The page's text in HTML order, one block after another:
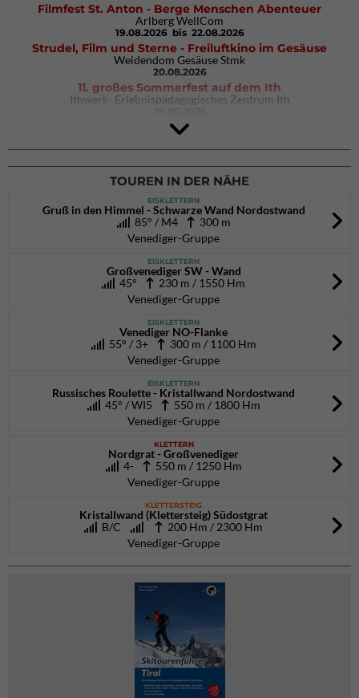
Filmfest St. Anton - Berge Menschen Abenteuer
Arlberg WellCom
19.08.2026 bis 22.08.2026
Strudel, Film und Sterne - Freiluftkino im Gesäuse
Weidendom Gesäuse Stmk
20.08.2026
11. großes Sommerfest auf dem Ith
Ithwerk- Erlebnispädagogisches Zentrum Ith
4Blocs KIDS 2026
DAV Kletter- & Boulderzentrum München Süd (Thalkirchen)
26.09.2026
TOUREN IN DER NÄHE
EISKLETTERN
Gruß in den Himmel - Schwarze Wand Nordostwand
85° / M4 300 m
Venediger-Gruppe
EISKLETTERN
Großvenediger SW - Wand
45°
230 m / 1550 Hm
Venediger-Gruppe
EISKLETTERN
Venediger NO-Flanke
55° / 3+ 300 m / 1100 Hm
Venediger-Gruppe
EISKLETTERN
Russisches Roulette - Kristallwand Nordostwand
45° / WI5 550 m / 1800 Hm
Venediger-Gruppe
KLETTERN
Nordgrat - Großvenediger
4- 550 m / 1250 Hm
Venediger-Gruppe
KLETTERSTEIG
Kristallwand (Klettersteig) Südostgrat
B/C
200 Hm / 2300 Hm
Venediger-Gruppe